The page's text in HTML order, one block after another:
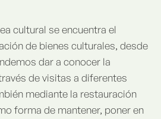
cultural se encuentra el
de bienes culturales, desde
dar a conocer la
de visitas a diferentes
mediante la restauración
forma de mantener, poner en